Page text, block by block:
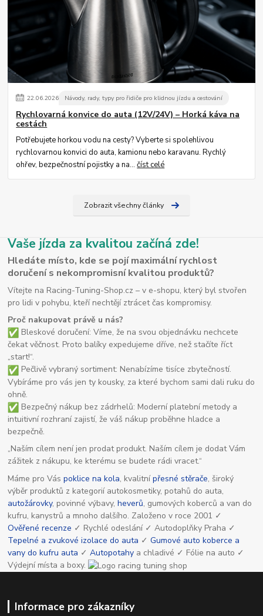
22.06.2026 Návody, rady, typy pro řidiče pro klidnou jízdu a cestování
Rychlovarná konvice do auta (12V/24V) – Horká káva na
cestách
Potřebujete horkou vodu na cesty? Vyberte si spolehlivou
rychlovarnou konvici do auta, kamionu nebo karavanu. Rychlý
ohřev, bezpečnostní pojistky a na...číst celé
Zobrazit všechny články
Vaše jízda za kvalitou začíná zde!
Hledáte místo, kde se pojí maximální rychlost
doručení s nekompromisní kvalitou produktů?
Vítejte na Racing-Tuning-Shop.cz – v e-shopu, který byl stvořen
pro lidi v pohybu, kteří nechtějí ztrácet čas kompromisy.
Proč nakupovat právě u nás?
Bleskové doručení: Víme, že na svou objednávku nechcete
čekat věčnost. Proto balíky expedujeme dříve, než stačíte říct
„start!“.
Pečlivě vybraný sortiment: Nenabízíme tisíce zbytečností.
Vybíráme pro vás jen ty kousky, za které bychom sami dali ruku do
ohně.
Bezpečný nákup bez zádrhelů: Moderní platební metody a
intuitivní rozhraní zajistí, že váš nákup proběhne hladce a
bezpečně.
„Naším cílem není jen prodat produkt. Naším cílem je dodat Vám
zážitek z nákupu, ke kterému se budete rádi vracet.“
Máme pro Váspoklice na kola, kvalitnípřesné stěrače, široký
výběr produktů z kategorií autokosmetiky, potahů do auta,
autožárovky, povinné výbavy,heverů, gumových koberců a van do
kufru, kanystrů a mnoho dalšího. Založeno v roce 2001 ✓
Ověřené recenze ✓ Rychlé odeslání ✓ Autodoplňky Praha ✓
Tepelné a zvukové izolace do auta ✓Gumové auto koberce a
vany do kufru auta ✓Autopotahy a chladivé ✓ Fólie na auto ✓
Výdejní místa a boxy.
Informace pro zákazníky